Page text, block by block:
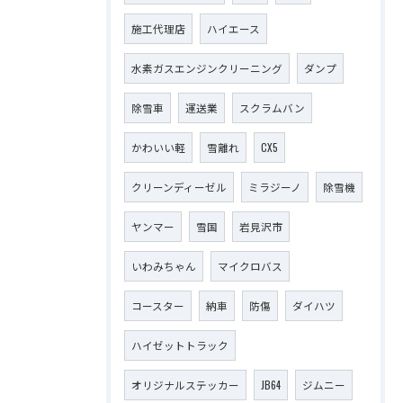
施工代理店 ハイエース
水素ガスエンジンクリーニング ダンプ
除雪車 運送業 スクラムバン
かわいい軽 雪離れ CX5
クリーンディーゼル ミラジーノ 除雪機
ヤンマー 雪国 岩見沢市
いわみちゃん マイクロバス
コースター 納車 防傷 ダイハツ
ハイゼットトラック
オリジナルステッカー JB64 ジムニー